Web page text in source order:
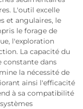
L'outil excelle
et angulaires, le
le forage de
l'exploration
La capacité du
constante dans
la nécessité de
ainsi l'efficacité
à sa compatibilité